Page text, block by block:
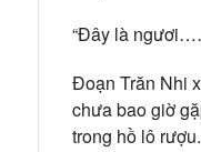
“Đây là
Đoạn Trăn Nhi
chưa bao giờ
trong hồ lô